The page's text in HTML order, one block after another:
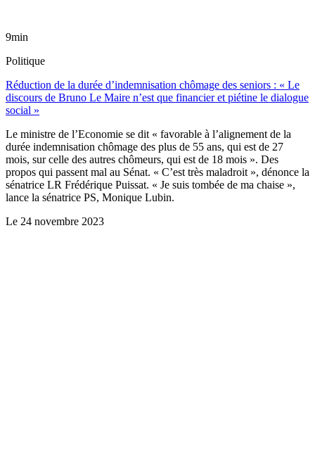
9min
Politique
Réduction de la durée d’indemnisation chômage des seniors : « Le
discours de Bruno Le Maire n’est que financier et piétine le dialogue
social »
Le ministre de l’Economie se dit « favorable à l’alignement de la
durée indemnisation chômage des plus de 55 ans, qui est de 27
mois, sur celle des autres chômeurs, qui est de 18 mois ». Des
propos qui passent mal au Sénat. « C’est très maladroit », dénonce la
sénatrice LR Frédérique Puissat. « Je suis tombée de ma chaise »,
lance la sénatrice PS, Monique Lubin.
Le 24 novembre 2023